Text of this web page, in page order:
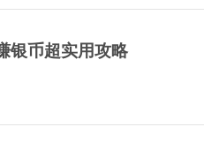
银币超实用攻略